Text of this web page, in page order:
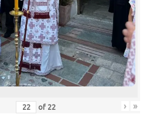
of 22 › »